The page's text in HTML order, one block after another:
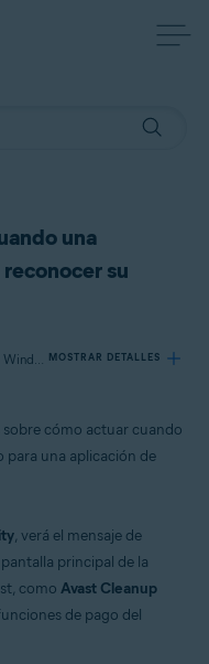
una
su
Se aplica a Todos los productos de Avast para Windows para consumidores MOSTRAR DETALLES
Education - 32 o 64 bits
64 bits
bits
Pack 2, 32 o 64 bits
cómo actuar cuando
para una aplicación de
, verá el mensaje de
principal de la
como Avast Cleanup
de pago del